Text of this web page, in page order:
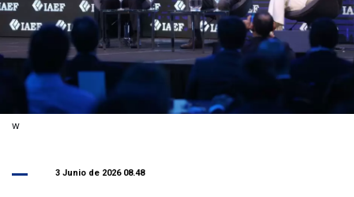
w
3 Junio de 2026 08.48